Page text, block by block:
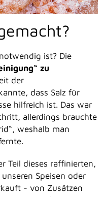
ist? Die
zu
der
dass Salz für
hilfreich ist. Das war
allerdings brauchte
weshalb man
Teil dieses raffinierten,
Speisen oder
- von Zusätzen